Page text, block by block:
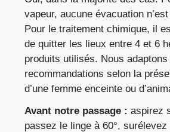
vapeur, aucune évacuation
Pour le traitement chimique, il
de quitter les lieux entre 4 et 6
produits utilisés. Nous adaptons
recommandations selon la
d’une femme enceinte ou
Avant notre passage : aspirez
passez le linge à 60°,